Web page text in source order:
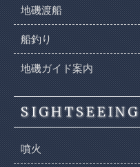
地磯渡船
船釣り
地磯ガイド案内
SIGHTSEEING
噴火